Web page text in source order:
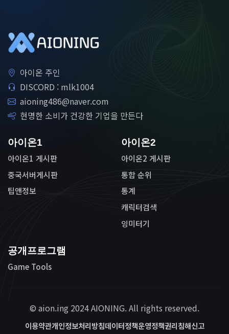
아이온 주인
DISCORD : mlk1004
aioning486@naver.com
현명한 소비가 건강한 기업을 만든다
아이온1
아이온1 게시판
중국서버게시판
팁앤정보
아이온2
아이온2 게시판
통합 순위
통계
캐릭터검색
잉미터기
공개프로그램
Game Tools
© aion.ing 2024 AIONING. All rights reserved.
이용약관개인정보처리방침데이터정책운영정책권리침해신고